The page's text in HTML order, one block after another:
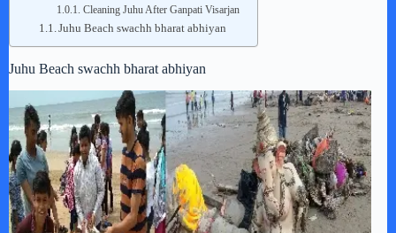
Cleaning Juhu After Ganpati Visarjan
Juhu Beach swachh bharat abhiyan
Juhu Beach swachh bharat abhiyan